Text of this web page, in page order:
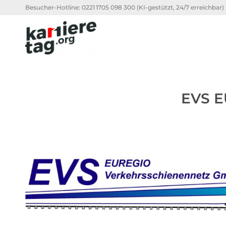
Besucher-Hotline: 0221 1705 098 300 (KI-gestützt, 24/7 erreichbar)
EVS